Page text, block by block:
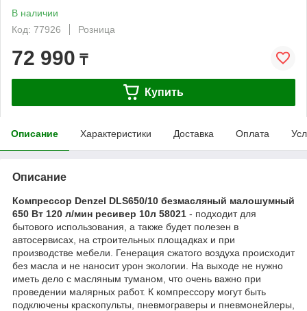
В наличии
Код: 77926
Розница
72 990 ₸
Купить
Описание Характеристики Доставка Оплата
Описание
Компрессор Denzel DLS650/10 безмасляный малошумный
650 Вт 120 л/мин ресивер 10л 58021 - подходит для
бытового использования, а также будет полезен в
автосервисах, на строительных площадках и при
производстве мебели. Генерация сжатого воздуха происходит
без масла и не наносит урон экологии. На выходе не нужно
иметь дело с масляным туманом, что очень важно при
проведении малярных работ. К компрессору могут быть
подключены краскопульты, пневмограверы и пневмонейлеры,